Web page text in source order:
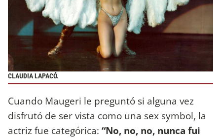
CLAUDIA LAPACÓ.
Cuando Maugeri le preguntó si alguna vez
disfrutó de ser vista como una sex symbol, la
actriz fue categórica: “No, no, no, nunca fui